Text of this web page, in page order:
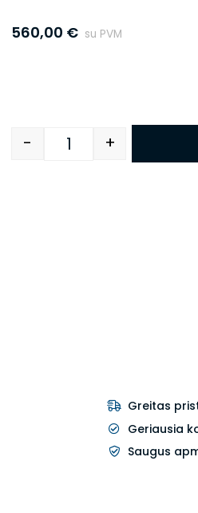
560,00 € su PVM
Quantity
- +
Greitas
Geriausia
Saugus